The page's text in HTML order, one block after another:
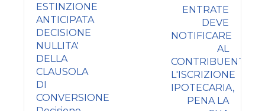
ESTINZIONE
ANTICIPATA
DECISIONE
NULLITA'
DELLA
CLAUSOLA
DI
CONVERSIONE
ENTRATE
DEVE
NOTIFICARE
AL
CONTRIBUENTE
L'ISCRIZIONE
IPOTECARIA,
PENA LA